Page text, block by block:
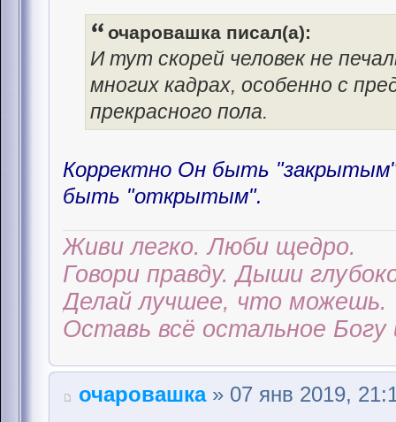
очаровашка писал(а):
И тут скорей человек не
многих кадрах, особенно с
прекрасного пола.
Корректно Он быть
быть "открытым".
Живи легко. Люби щедро.
Говори правду. Дыши
Делай лучшее, что можешь.
Оставь всё остальное Богу
очаровашка» 07 янв 2019,